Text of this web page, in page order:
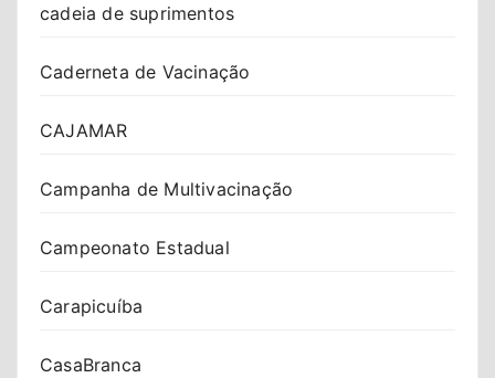
cadeia de suprimentos
Caderneta de Vacinação
CAJAMAR
Campanha de Multivacinação
Campeonato Estadual
Carapicuíba
CasaBranca